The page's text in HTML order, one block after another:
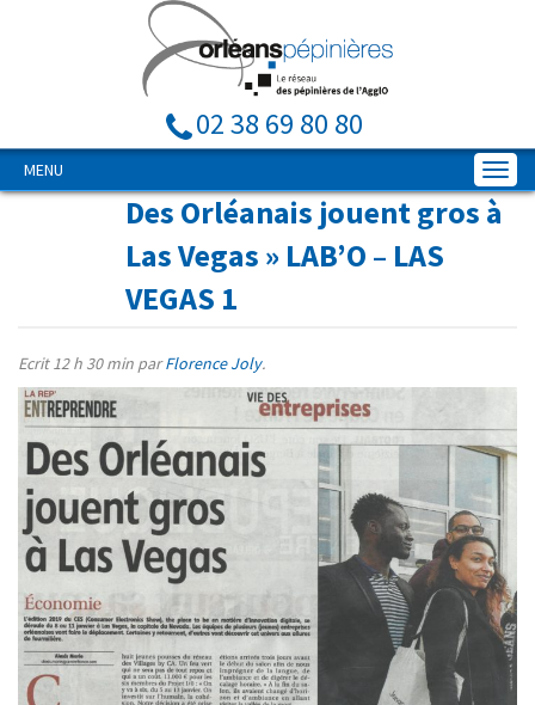
02 38 69 80 80
MENU
Des Orléanais jouent gros à
Las Vegas » LAB’O – LAS
VEGAS 1
Ecrit12 h 30 min parFlorence Joly.